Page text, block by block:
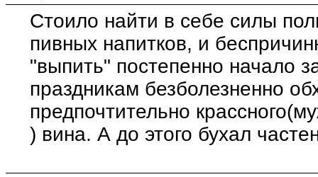
Стоило найти в себе силы
пивных напитков, и
"выпить" постепенно начало
праздникам безболезненно
предпочтительно
) вина. А до этого бухал